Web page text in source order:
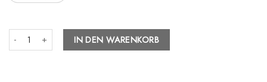
Kids Collection - No time for boring cars - Kids Organic Sweatshirt Menge
IN DEN WARENKORB